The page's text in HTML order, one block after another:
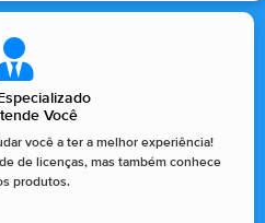
Você
você a ter a melhor experiência!
de licenças, mas também conhece
produtos.